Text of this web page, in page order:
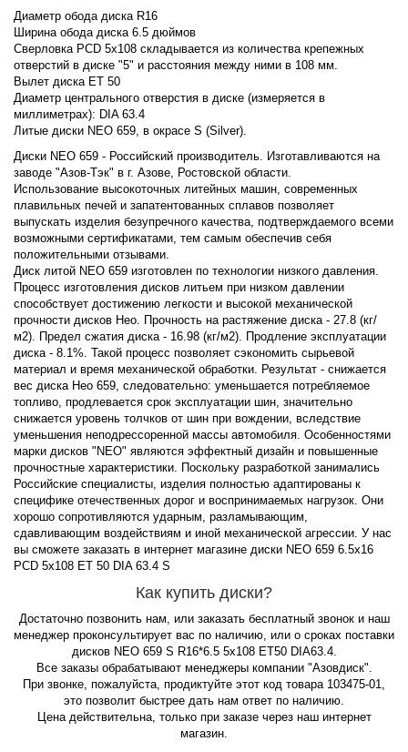
Диаметр обода диска R16
Ширина обода диска 6.5 дюймов
Сверловка PCD 5x108 складывается из количества крепежных
отверстий в диске "5" и расстояния между ними в 108 мм.
Вылет диска ET 50
Диаметр центрального отверстия в диске (измеряется в
миллиметрах): DIA 63.4
Литые диски NEO 659, в окрасе S (Silver).
Диски NEO 659 - Российский производитель. Изготавливаются на
заводе "Азов-Тэк" в г. Азове, Ростовской области.
Использование высокоточных литейных машин, современных
плавильных печей и запатентованных сплавов позволяет
выпускать изделия безупречного качества, подтверждаемого всеми
возможными сертификатами, тем самым обеспечив себя
положительными отзывами.
Диск литой NEO 659 изготовлен по технологии низкого давления.
Процесс изготовления дисков литьем при низком давлении
способствует достижению легкости и высокой механической
прочности дисков Нео. Прочность на растяжение диска - 27.8 (кг/
м2). Предел сжатия диска - 16.98 (кг/м2). Продление эксплуатации
диска - 8.1%. Такой процесс позволяет сэкономить сырьевой
материал и время механической обработки. Результат - снижается
вес диска Нео 659, следовательно: уменьшается потребляемое
топливо, продлевается срок эксплуатации шин, значительно
снижается уровень толчков от шин при вождении, вследствие
уменьшения неподрессоренной массы автомобиля. Особенностями
марки дисков "NEO" являются эффектный дизайн и повышенные
прочностные характеристики. Поскольку разработкой занимались
Российские специалисты, изделия полностью адаптированы к
специфике отечественных дорог и воспринимаемых нагрузок. Они
хорошо сопротивляются ударным, разламывающим,
сдавливающим воздействиям и иной механической агрессии. У нас
вы сможете заказать в интернет магазине диски NEO 659 6.5x16
PCD 5x108 ET 50 DIA 63.4 S
Как купить диски?
Достаточно позвонить нам, или заказать бесплатный звонок и наш
менеджер проконсультирует вас по наличию, или о сроках поставки
дисков NEO 659 S R16*6.5 5x108 ET50 DIA63.4.
Все заказы обрабатывают менеджеры компании "Азовдиск".
При звонке, пожалуйста, продиктуйте этот код товара 103475-01,
это позволит быстрее дать нам ответ по наличию.
Цена действительна, только при заказе через наш интернет
магазин.